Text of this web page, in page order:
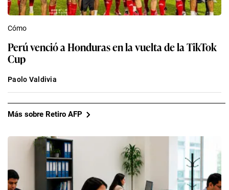
Cómo
Perú venció a Honduras en la vuelta de la TikTok
Cup
Paolo Valdivia
Más sobre Retiro AFP